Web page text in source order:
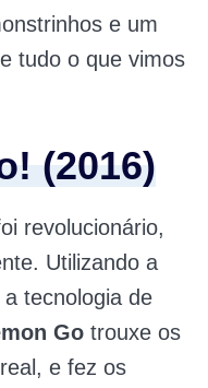
e um
tudo o que vimos
(2016)
revolucionário,
Utilizando a
tecnologia de
Go trouxe os
e fez os